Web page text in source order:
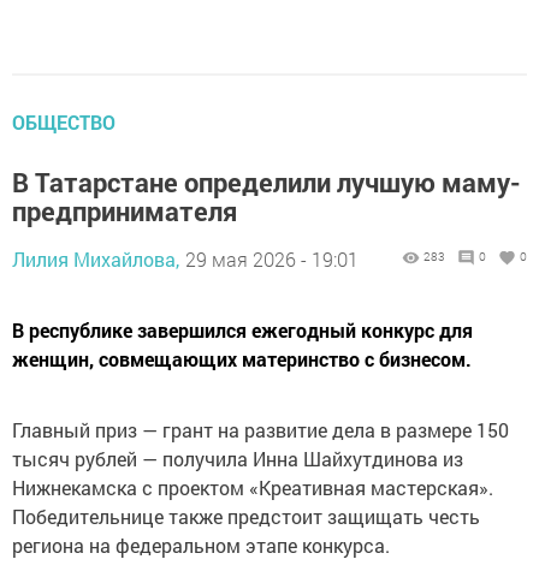
ОБЩЕСТВО
В Татарстане определили лучшую маму-
предпринимателя
Лилия Михайлова, 29 мая 2026 - 19:01 283 0 0
В республике завершился ежегодный конкурс для
женщин, совмещающих материнство с бизнесом.
Главный приз — грант на развитие дела в размере 150
тысяч рублей — получила Инна Шайхутдинова из
Нижнекамска с проектом «Креативная мастерская».
Победительнице также предстоит защищать честь
региона на федеральном этапе конкурса.